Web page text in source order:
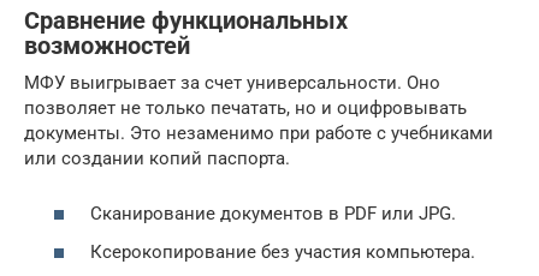
Сравнение функциональных
возможностей
МФУ выигрывает за счет универсальности. Оно
позволяет не только печатать, но и оцифровывать
документы. Это незаменимо при работе с учебниками
или создании копий паспорта.
Сканирование документов в PDF или JPG.
Ксерокопирование без участия компьютера.